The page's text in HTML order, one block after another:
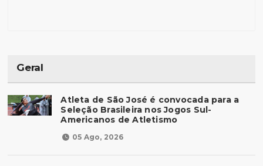
Geral
Atleta de São José é convocada para a
Seleção Brasileira nos Jogos Sul-
Americanos de Atletismo
05 Ago, 2026